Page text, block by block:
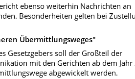
ebenso weiterhin Nachrichten an
Besonderheiten gelten bei
Übermittlungsweges"
Gesetzgebers soll der Großteil der
mit den Gerichten ab dem
abgewickelt werden.